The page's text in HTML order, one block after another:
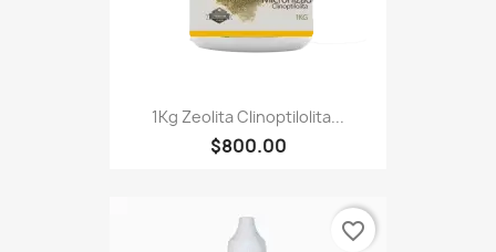
1Kg Zeolita Clinoptilolita...
$800.00
favorite_border